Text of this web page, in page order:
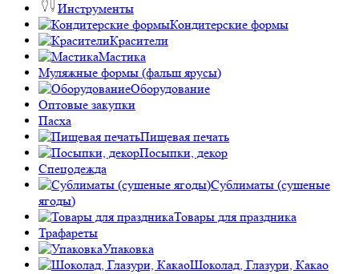
Инструменты
Кондитерские формы
Красители
Мастика
Муляжные формы (фальш ярусы)
Оборудование
Оптовые закупки
Пасха
Пищевая печать
Посыпки, декор
Спецодежда
Сублиматы (сушеные
ягоды)
Товары для праздника
Трафареты
Упаковка
Шоколад, Глазури, Какао